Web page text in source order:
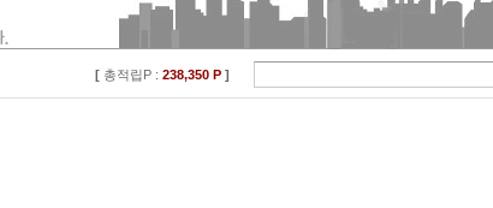
[ 총적립P : 238,350 P ]